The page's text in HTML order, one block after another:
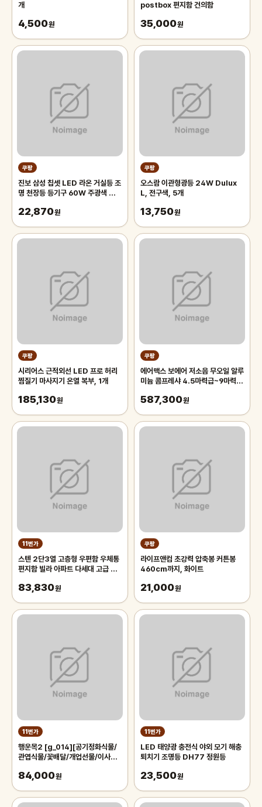
개
4,500원
postbox 편지함 건의함
35,000원
쿠팡
진보 삼성 칩셋 LED 라온 거실등 조
명 천장등 등기구 60W 주광색 플리
22,870원
쿠팡
오스람 이관형광등 24W Dulux
L, 전구색, 5개
13,750원
쿠팡
시리어스 근적외선 LED 프로 허리
찜질기 마사지기 온열 복부, 1개
185,130원
쿠팡
에어맥스 보에어 저소음 무오일 알루
미늄 콤프레샤 4.5마력급~9마력
587,300원
11번가
스텐 2단3열 고층형 우편함 우체통
편지함 빌라 아파트 다세대 고급 스
83,830원
쿠팡
라이프앤컴 초강력 압축봉 커튼봉
460cm까지, 화이트
21,000원
11번가
행운목2 [g_014][공기정화식물/
관엽식물/꽃배달/개업선물/이사화
84,000원
11번가
LED 태양광 충전식 야외 모기 해충
퇴치기 조명등 DH77 정원등
23,500원